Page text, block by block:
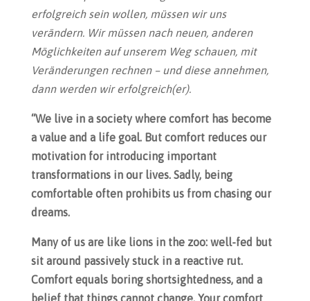
erfolgreich sein wollen, müssen wir uns
verändern. Wir müssen nach neuen, anderen
Möglichkeiten auf unserem Weg schauen, mit
Veränderungen rechnen – und diese annehmen,
dann werden wir erfolgreich(er).
“We live in a society where comfort has become
a value and a life goal. But comfort reduces our
motivation for introducing important
transformations in our lives. Sadly, being
comfortable often prohibits us from chasing our
dreams.
Many of us are like lions in the zoo: well-fed but
sit around passively stuck in a reactive rut.
Comfort equals boring shortsightedness, and a
belief that things cannot change. Your comfort